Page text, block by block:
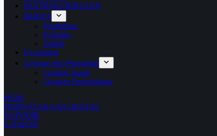
EKSTRAKURIKULER
BERITA
Pendidikan
Kegiatan
Artikel
E-Learning
Layanan dan Pengaduan
Legalisir Ijazah
Layanan Perpustakaan
PPDB
PERPUSTAKAAN DIGITAL
DAPODIK
E-RAPOR